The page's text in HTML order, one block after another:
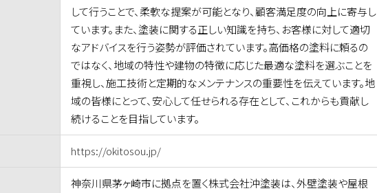
して行うことで、柔軟な提案が可能となり、顧客満足度の向上に寄与し
ています。また、塗装に関する正しい知識を持ち、お客様に対して適切
なアドバイスを行う姿勢が評価されています。高価格の塗料に頼るの
ではなく、地域の特性や建物の特徴に応じた最適な塗料を選ぶことを
重視し、施工技術と定期的なメンテナンスの重要性を伝えています。地
域の皆様にとって、安心して任せられる存在として、これからも貢献し
続けることを目指しています。
https://okitosou.jp/
神奈川県茅ヶ崎市に拠点を置く株式会社沖塗装は、外壁塗装や屋根